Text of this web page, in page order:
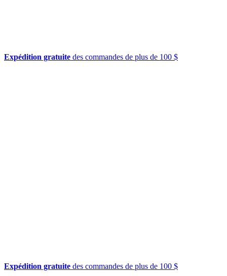
Expédition gratuite des commandes de plus de 100 $
Expédition gratuite des commandes de plus de 100 $